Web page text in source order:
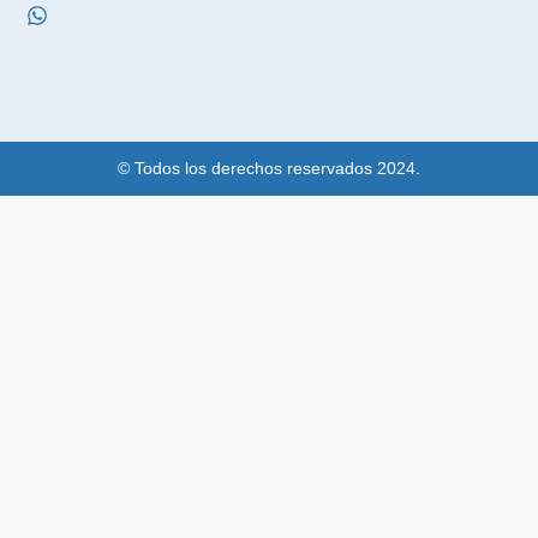
© Todos los derechos reservados 2024.